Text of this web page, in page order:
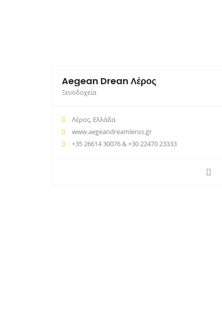
Aegean Drean Λέρος
Ξενοδοχεία
Λέρος, Ελλάδα
www.aegeandreamleros.gr
+35 26614 30076 & +30 22470 23333